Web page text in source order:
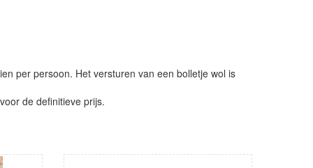
per persoon. Het versturen van een bolletje wol is
de definitieve prijs.